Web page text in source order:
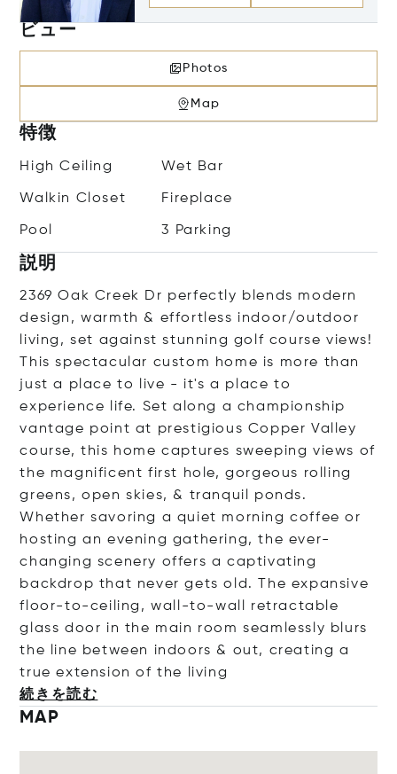
ビュー
Photos
Map
特徴
High Ceiling Wet Bar
Walkin Closet Fireplace
Pool 3 Parking
説明
2369 Oak Creek Dr perfectly blends modern
design, warmth & effortless indoor/outdoor
living, set against stunning golf course views!
This spectacular custom home is more than
just a place to live - it's a place to
experience life. Set along a championship
vantage point at prestigious Copper Valley
course, this home captures sweeping views of
the magnificent first hole, gorgeous rolling
greens, open skies, & tranquil ponds.
Whether savoring a quiet morning coffee or
hosting an evening gathering, the ever-
changing scenery offers a captivating
backdrop that never gets old. The expansive
floor-to-ceiling, wall-to-wall retractable
glass door in the main room seamlessly blurs
the line between indoors & out, creating a
true extension of the living
続きを読む
MAP